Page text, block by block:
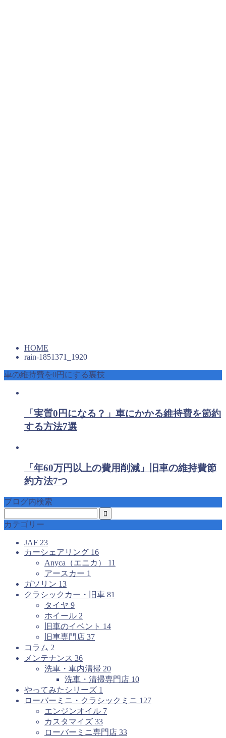
HOME
rain-1851371_1920
車の維持費を0円にする裏技
「実質0円になる？」車にかかる維持費を節約
する方法7選
「年60万円以上の費用削減」旧車の維持費節
約方法7つ
ブログ内検索
カテゴリー
JAF 23
カーシェアリング 16
Anyca（エニカ） 11
アースカー 1
ガソリン 13
クラシックカー・旧車 81
タイヤ 9
ホイール 2
旧車のイベント 14
旧車専門店 37
コラム 2
メンテナンス 36
洗車・車内清掃 20
洗車・清掃専門店 10
やってみたシリーズ 1
ローバーミニ・クラシックミニ 127
エンジンオイル 7
カスタマイズ 33
ローバーミニ専門店 33